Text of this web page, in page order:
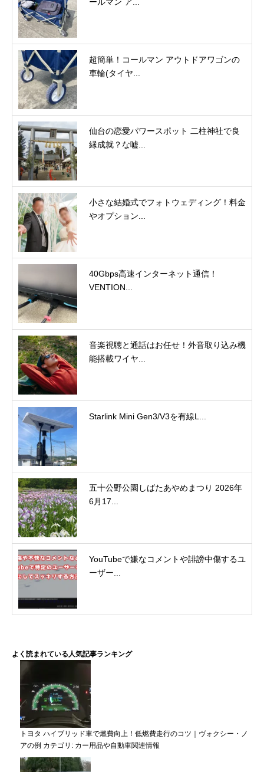
超簡単！コールマン アウトドアワゴンの
車輪(タイヤ...
仙台の恋愛パワースポット 二柱神社で良
縁成就？な嘘...
小さな結婚式でフォトウェディング！料金
やオプション...
40Gbps高速インターネット通信！
VENTION...
音楽視聴と通話はお任せ！外音取り込み機
能搭載ワイヤ...
Starlink Mini Gen3/V3を有線L...
五十公野公園しばたあやめまつり 2026年
6月17...
YouTubeで嫌なコメントや誹謗中傷するユ
ーザー...
よく読まれている人気記事ランキング
トヨタ ハイブリッド車で燃費向上！低燃費走行のコツ｜ヴォクシー・ノ
アの例 カテゴリ: カー用品や自動車関連情報
盛岡どんぱとは？
第0回 盛岡どんぱ 基本情報